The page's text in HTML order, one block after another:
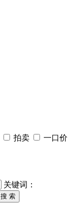
拍卖 一口价
关键词：
搜 索